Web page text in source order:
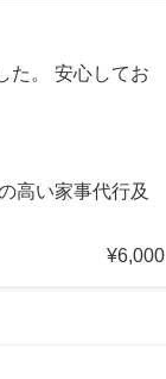
た。 安心してお
高い家事代行及
¥6,000